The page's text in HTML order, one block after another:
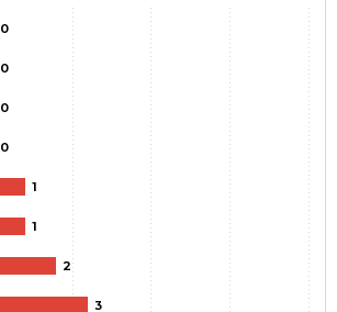
0
0
0
0
1
1
2
3